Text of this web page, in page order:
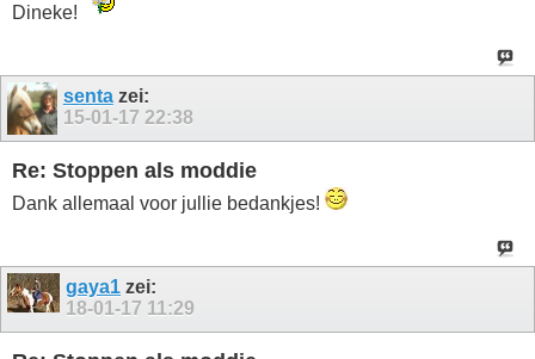
Dineke!
sentazei:
15-01-17 22:38
Re: Stoppen als moddie
Dank allemaal voor jullie bedankjes!
gaya1 zei:
18-01-17 11:29